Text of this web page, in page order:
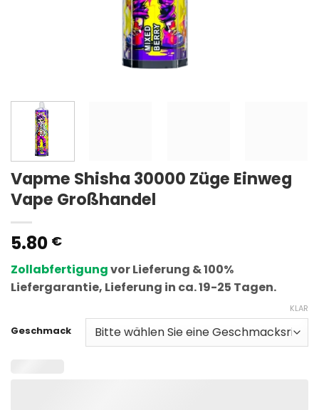
Vapme Shisha 30000 Züge Einweg
Vape Großhandel
5.80 €
Zollabfertigungvor Lieferung & 100%
Liefergarantie, Lieferung in ca. 19-25 Tagen.
Geschmack
KLAR